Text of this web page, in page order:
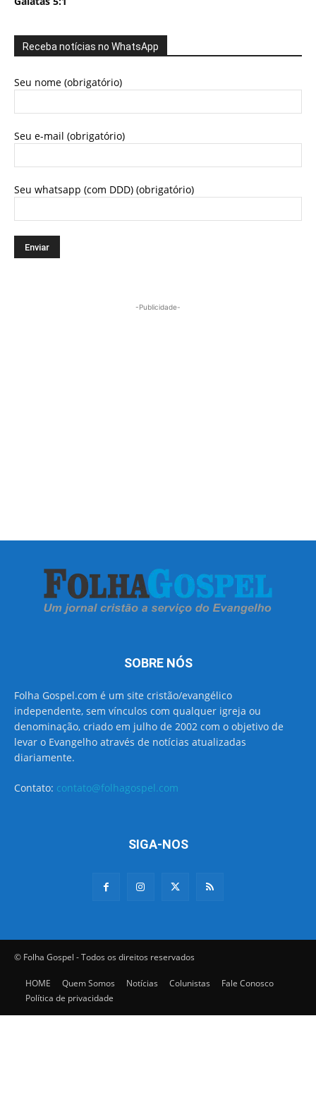
Receba notícias no WhatsApp
Seu nome (obrigatório)
Seu e-mail (obrigatório)
Seu whatsapp (com DDD) (obrigatório)
-Publicidade-
SOBRE NÓS
Folha Gospel.com é um site cristão/evangélico
independente, sem vínculos com qualquer igreja ou
denominação, criado em julho de 2002 com o objetivo de
levar o Evangelho através de notícias atualizadas
diariamente.
Contato: contato@folhagospel.com
SIGA-NOS
© Folha Gospel - Todos os direitos reservados
HOME Quem Somos Notícias Colunistas
Fale Conosco
Política de privacidade